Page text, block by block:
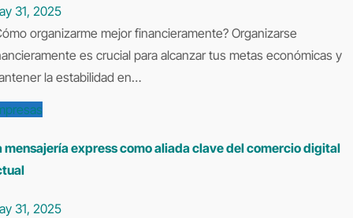
31, 2025
es crucial para alcanzar tus metas económicas y
la estabilidad en…
mensajería express como aliada clave del comercio digital
31, 2025